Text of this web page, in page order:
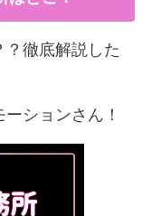
徹底解説した
ションさん！